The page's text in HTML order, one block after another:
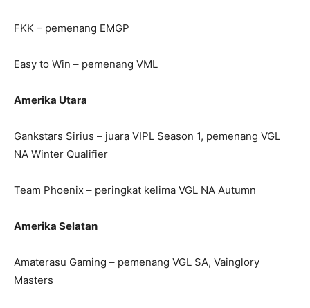
FKK – pemenang EMGP
Easy to Win – pemenang VML
Amerika Utara
Gankstars Sirius – juara VIPL Season 1, pemenang VGL
NA Winter Qualifier
Team Phoenix – peringkat kelima VGL NA Autumn
Amerika Selatan
Amaterasu Gaming – pemenang VGL SA, Vainglory
Masters